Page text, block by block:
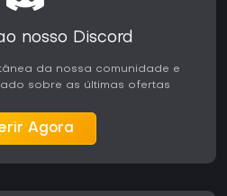
nosso Discord
da nossa comunidade e
sobre as últimas ofertas
Agora